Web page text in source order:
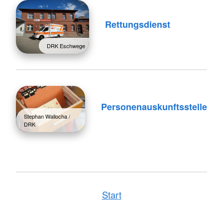
DRK Eschwege
Rettungsdienst
Stephan Wallocha /
DRK
Personenauskunftsstelle
Start